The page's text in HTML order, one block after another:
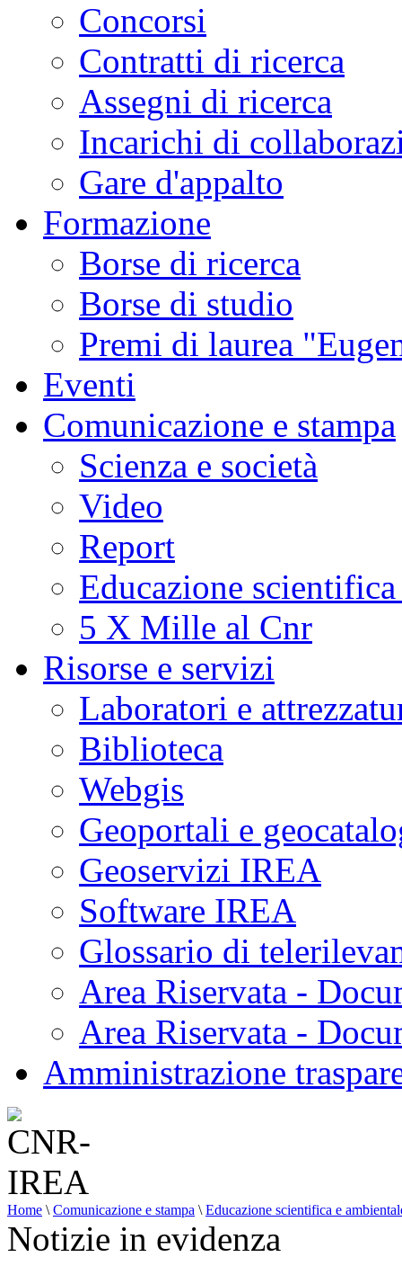
Concorsi
Contratti di ricerca
Assegni di ricerca
Incarichi di
Gare d'appalto
Formazione
Borse di ricerca
Borse di studio
Premi di laurea
Eventi
Comunicazione e stampa
Scienza e società
Video
Report
Educazione
5 X Mille al Cnr
Risorse e servizi
Laboratori e
Biblioteca
Webgis
Geoportali e
Geoservizi IREA
Software IREA
Glossario di
Area Riservata -
Area Riservata -
Amministrazione
Home \ Comunicazione e stampa \ Educazione scientifica e
Notizie in evidenza